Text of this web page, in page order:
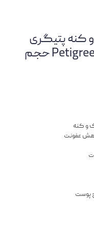
پتیگری
Petigree Anti Flea & Tick Shampoo حجم
و کنه
عفونت
پوست